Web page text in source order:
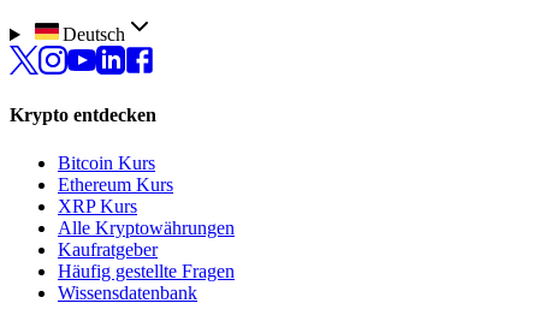
Deutsch
Krypto entdecken
Bitcoin Kurs
Ethereum Kurs
XRP Kurs
Alle Kryptowährungen
Kaufratgeber
Häufig gestellte Fragen
Wissensdatenbank